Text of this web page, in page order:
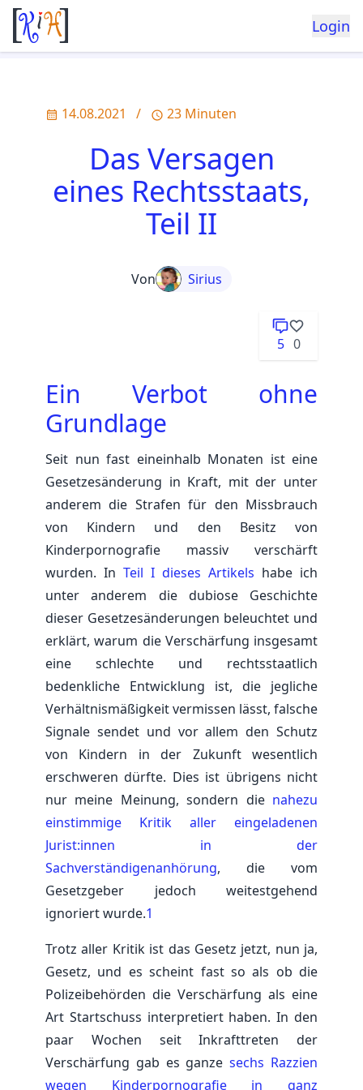
Login
14.08.2021 / 23 Minuten
Das Versagen
eines Rechtsstaats,
Teil II
Von Sirius
5 0
Ein Verbot ohne
Grundlage
Seit nun fast eineinhalb Monaten ist eine
Gesetzesänderung in Kraft, mit der unter
anderem die Strafen für den Missbrauch
von Kindern und den Besitz von
Kinderpornografie massiv verschärft
wurden. In Teil I dieses Artikels habe ich
unter anderem die dubiose Geschichte
dieser Gesetzesänderungen beleuchtet und
erklärt, warum die Verschärfung insgesamt
eine schlechte und rechtsstaatlich
bedenkliche Entwicklung ist, die jegliche
Verhältnismäßigkeit vermissen lässt, falsche
Signale sendet und vor allem den Schutz
von Kindern in der Zukunft wesentlich
erschweren dürfte. Dies ist übrigens nicht
nur meine Meinung, sondern die nahezu
einstimmige Kritik aller eingeladenen
Jurist:innen in der
Sachverständigenanhörung, die vom
Gesetzgeber jedoch weitestgehend
ignoriert wurde.1
Trotz aller Kritik ist das Gesetz jetzt, nun ja,
Gesetz, und es scheint fast so als ob die
Polizeibehörden die Verschärfung als eine
Art Startschuss interpretiert haben. In den
paar Wochen seit Inkrafttreten der
Verschärfung gab es ganzesechs Razzien
wegen
Kinderpornografie in ganz